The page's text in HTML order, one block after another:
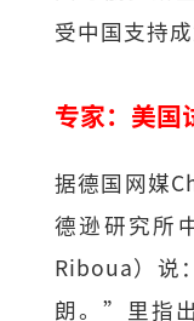
受中国支持
专家：美国
据德国网媒
德逊研究所
Riboua）说
朗。”里指